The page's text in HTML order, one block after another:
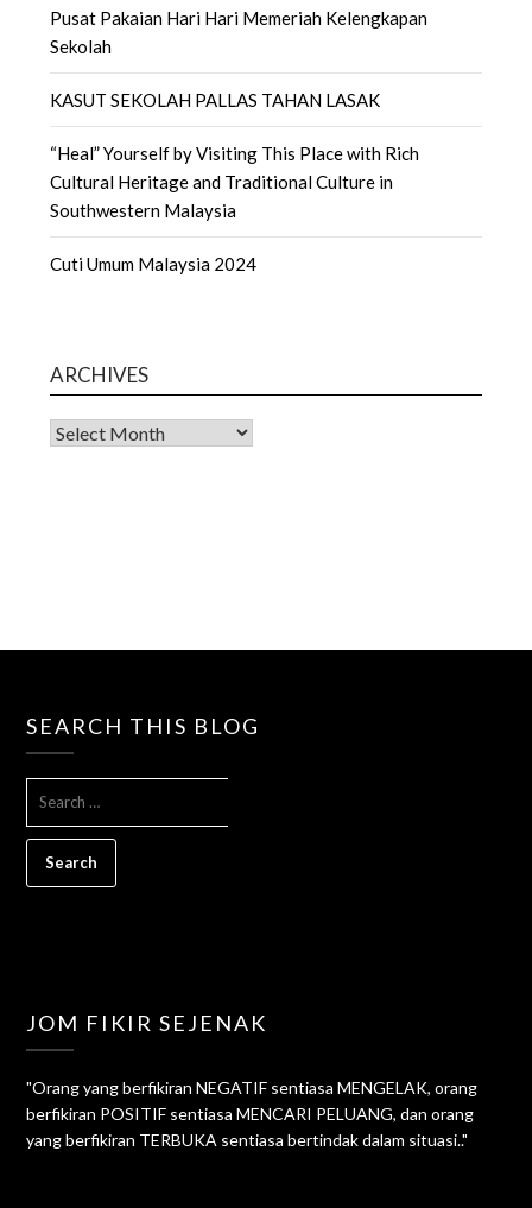
Pusat Pakaian Hari Hari Memeriah Kelengkapan
Sekolah
KASUT SEKOLAH PALLAS TAHAN LASAK
“Heal” Yourself by Visiting This Place with Rich
Cultural Heritage and Traditional Culture in
Southwestern Malaysia
Cuti Umum Malaysia 2024
ARCHIVES
Archives
SEARCH THIS BLOG
JOM FIKIR SEJENAK
"Orang yang berfikiran NEGATIF sentiasa MENGELAK, orang
berfikiran POSITIF sentiasa MENCARI PELUANG, dan orang
yang berfikiran TERBUKA sentiasa bertindak dalam situasi.."